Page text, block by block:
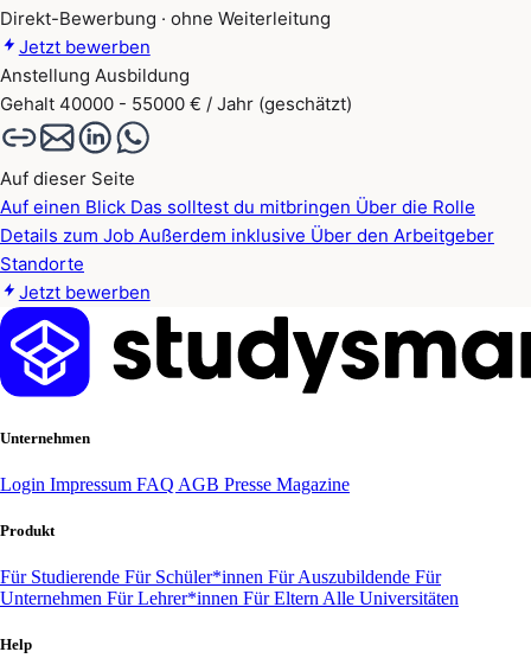
Direkt-Bewerbung · ohne Weiterleitung
Jetzt bewerben
Anstellung Ausbildung
Gehalt 40000 - 55000 € / Jahr (geschätzt)
Auf dieser Seite
Auf einen Blick Das solltest du mitbringen Über die Rolle
Details zum Job Außerdem inklusive Über den Arbeitgeber
Standorte
Jetzt bewerben
Unternehmen
Login Impressum FAQ AGB Presse Magazine
Produkt
Für Studierende Für Schüler*innen Für Auszubildende Für
Unternehmen Für Lehrer*innen Für Eltern Alle Universitäten
Help